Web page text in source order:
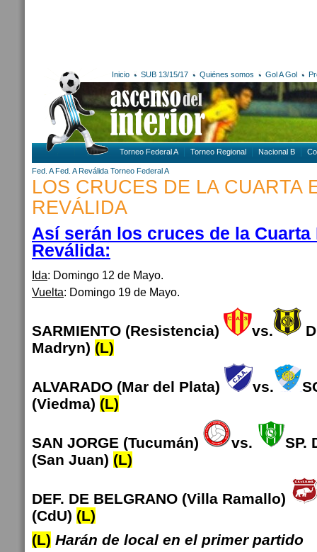
Inicio SUB 13/15/17 Quiénes somos Gol A Gol
Torneo Federal A Torneo Regional Nacional B
Fed. A Fed. A Reválida Torneo Federal A
LOS CRUCES DE LA CUARTA
REVÁLIDA
Así serán los cruces de la Cuarta
Reválida:
Ida: Domingo 12 de Mayo.
Vuelta: Domingo 19 de Mayo.
SARMIENTO (Resistencia) vs.
Madryn) (L)
ALVARADO (Mar del Plata) vs.
(Viedma) (L)
SAN JORGE (Tucumán) vs.
SP.
(San Juan) (L)
DEF. DE BELGRANO (Villa Ramallo)
(CdU) (L)
(L) Harán de local en el primer partido